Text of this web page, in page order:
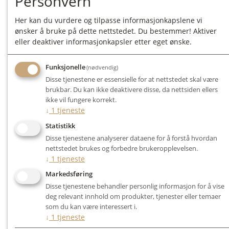
Sorane Premium Headshell
Kr 5 995,-
Her kan du vurdere og tilpasse informasjonkapslene vi
ønsker å bruke på dette nettstedet. Du bestemmer! Aktiver
eller deaktiver informasjonkapsler etter eget ønske.
Funksjonelle(nødvendig)
Disse tjenestene er essensielle for at nettstedet skal være
brukbar. Du kan ikke deaktivere disse, da nettsiden ellers
ikke vil fungere korrekt.
↓ 1 tjeneste
Statistikk
Disse tjenestene analyserer dataene for å forstå hvordan
nettstedet brukes og forbedre brukeropplevelsen.
↓ 1 tjeneste
Markedsføring
Disse tjenestene behandler personlig informasjon for å vise
deg relevant innhold om produkter, tjenester eller temaer
som du kan være interessert i.
↓ 1 tjeneste